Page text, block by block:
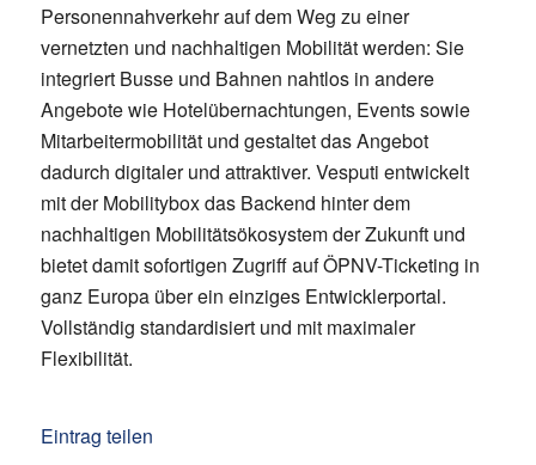
Personennahverkehr auf dem Weg zu einer
vernetzten und nachhaltigen Mobilität werden: Sie
integriert Busse und Bahnen nahtlos in andere
Angebote wie Hotelübernachtungen, Events sowie
Mitarbeitermobilität und gestaltet das Angebot
dadurch digitaler und attraktiver. Vesputi entwickelt
mit der Mobilitybox das Backend hinter dem
nachhaltigen Mobilitätsökosystem der Zukunft und
bietet damit sofortigen Zugriff auf ÖPNV-Ticketing in
ganz Europa über ein einziges Entwicklerportal.
Vollständig standardisiert und mit maximaler
Flexibilität.
Eintrag teilen